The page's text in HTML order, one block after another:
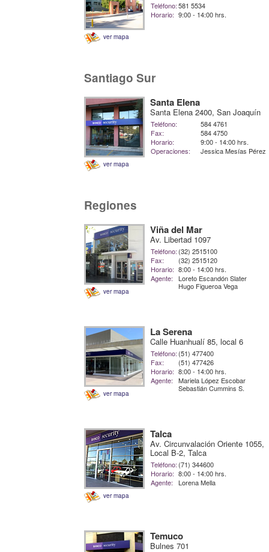
ver mapa
Teléfono:581 5534
Horario: 9:00 - 14:00 hrs.
Santiago Sur
ver mapa
Santa Elena
Santa Elena 2400, San Joaquín
Teléfono:
584 4761
Fax:
584 4750
Horario:
9:00 - 14:00 hrs.
Operaciones:
Jessica Mesías Pérez
Regiones
ver mapa
Viña del Mar
Av. Libertad 1097
Teléfono: (32) 2515100
Fax:
(32) 2515120
Horario: 8:00 - 14:00 hrs.
Agente:
Loreto Escandón Slater
Hugo Figueroa Vega
ver mapa
La Serena
Calle Huanhualí 85, local 6
Teléfono: (51) 477400
Fax:
(51) 477426
Horario: 8:00 - 14:00 hrs.
Agente:
Mariela López Escobar
Sebastián Cummins S.
ver mapa
Talca
Av. Circunvalación Oriente 1055,
Local B-2, Talca
Teléfono: (71) 344600
Horario: 8:00 - 14:00 hrs.
Agente:
Lorena Mella
Temuco
Bulnes 701